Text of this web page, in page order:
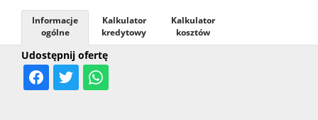
Udostępnij ofertę
Informacje
ogólne
Kalkulator
kredytowy
Kalkulator
kosztów